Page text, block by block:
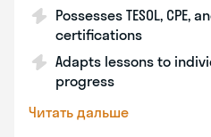
Possesses TESOL, CPE,
certifications
Adapts lessons to
progress
Читать дальше